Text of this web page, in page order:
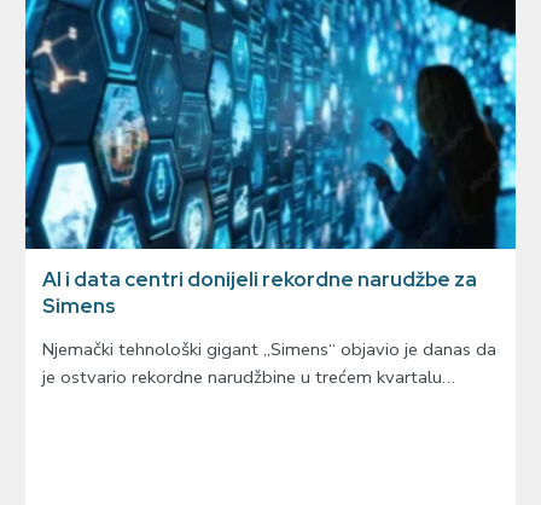
AI i data centri donijeli rekordne narudžbe za
Simens
Njemački tehnološki gigant „Simens“ objavio je danas da
je ostvario rekordne narudžbine u trećem kvartalu…